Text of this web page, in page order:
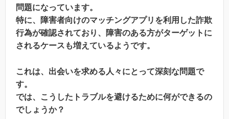
問題になっています。
特に、障害者向けのマッチングアプリを利用した詐欺
行為が確認されており、障害のある方がターゲットに
されるケースも増えているようです。
これは、出会いを求める人々にとって深刻な問題で
す。
では、こうしたトラブルを避けるために何ができるの
でしょうか？